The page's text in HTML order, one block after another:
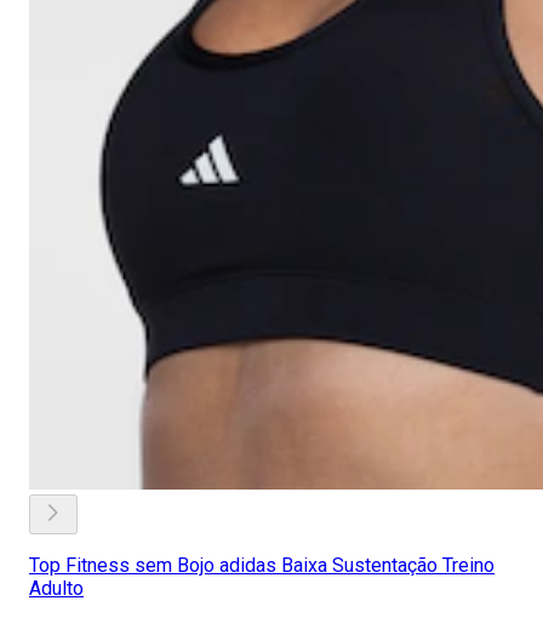
Top Fitness sem Bojo adidas Baixa Sustentação Treino
Adulto